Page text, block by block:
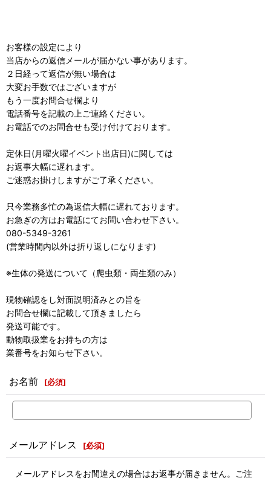
お客様の設定により
当店からの返信メールが届かない事があります。
２日経って返信が無い場合は
大変お手数ではございますが
もう一度お問合せ欄より
電話番号を記載の上ご連絡ください。
お電話でのお問合せも受け付けております。
定休日(月曜火曜イベント出店日)に関しては
お返事大幅に遅れます。
ご迷惑お掛けしますがご了承ください。
只今業務多忙の為返信大幅に遅れております。
お急ぎの方はお電話にてお問い合わせ下さい。
080-5349-3261
(営業時間内以外は折り返しになります)
※生体の発送について（爬虫類・両生類のみ）
現物確認をし対面説明済みとの旨を
お問合せ欄に記載して頂きましたら
発送可能です。
動物取扱業をお持ちの方は
業番号をお知らせ下さい。
お名前 [必須]
メールアドレス [必須]
メールアドレスをお間違えの場合はお返事が届きません。ご注